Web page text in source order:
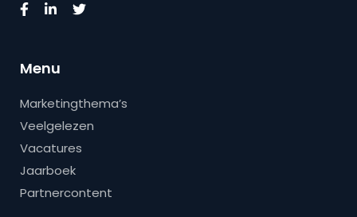
Menu
Marketingthema’s
Veelgelezen
Vacatures
Jaarboek
Partnercontent